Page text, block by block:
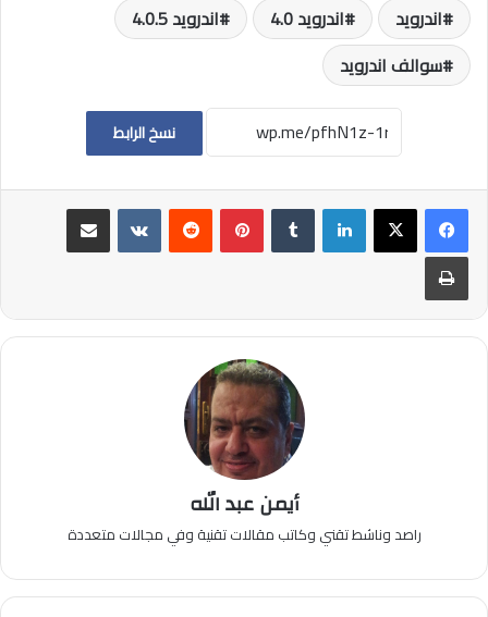
اندرويد اندرويد 4.0
اندرويد 4.0.5
سوالف اندرويد
نسخ الرابط
لينكدإن بينتيريست
مشاركة عبر البريد
طباعة
أيمن عبد الله
راصد وناشط تقني وكاتب مقالات تقنية وفي مجالات متعددة